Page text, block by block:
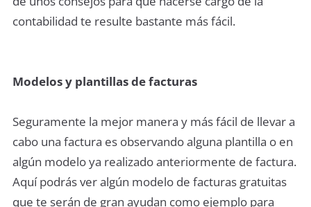
contabilidad te resulte bastante más fácil.
Modelos y plantillas de facturas
Seguramente la mejor manera y más fácil de llevar a
cabo una factura es observando alguna plantilla o en
algún modelo ya realizado anteriormente de factura.
Aquí podrás ver algún modelo de facturas gratuitas
que te serán de gran ayudan como ejemplo para